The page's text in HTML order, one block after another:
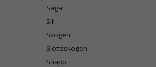
Saga
Sill
Skogen
Slottsskogen
Snapp